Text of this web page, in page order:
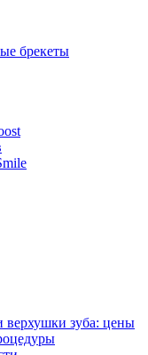
брекеты
верхушки зуба: цены